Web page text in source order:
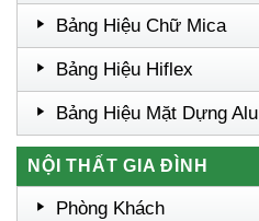
Bảng Hiệu Chữ Mica
Bảng Hiệu Hiflex
Bảng Hiệu Mặt Dựng Alu
NỘI THẤT GIA ĐÌNH
Phòng Khách